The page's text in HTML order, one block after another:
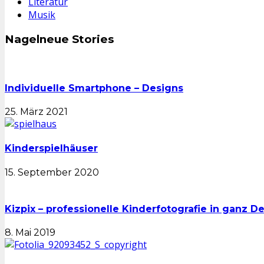
Musik
Nagelneue Stories
Individuelle Smartphone – Designs
25. März 2021
Kinderspielhäuser
15. September 2020
Kizpix – professionelle Kinderfotografie in ganz
8. Mai 2019